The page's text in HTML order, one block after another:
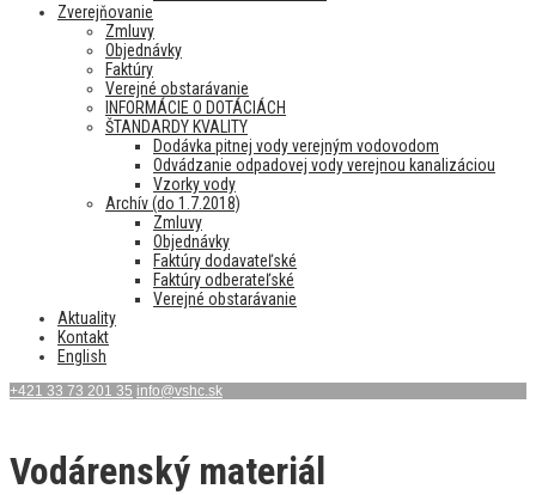
Zverejňovanie
Zmluvy
Objednávky
Faktúry
Verejné obstarávanie
INFORMÁCIE O DOTÁCIÁCH
ŠTANDARDY KVALITY
Dodávka pitnej vody verejným vodovodom
Odvádzanie odpadovej vody verejnou kanalizáciou
Vzorky vody
Archív (do 1.7.2018)
Zmluvy
Objednávky
Faktúry dodavateľské
Faktúry odberateľské
Verejné obstarávanie
Aktuality
Kontakt
English
+421 33 73 201 35 info@vshc.sk
Vodárenský materiál